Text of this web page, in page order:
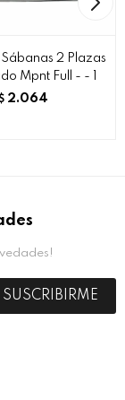
2 Plazas
Mpnt Full - - 1
2.064
SUSCRIBIRME